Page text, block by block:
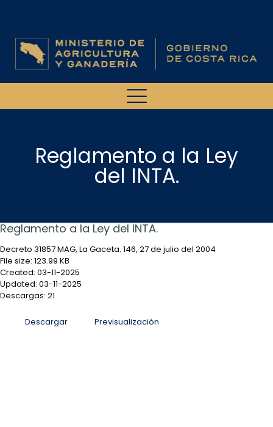
Reglamento a la Ley
del INTA.
Reglamento a la Ley del INTA.
Decreto 31857 MAG, La Gaceta. 146, 27 de julio del 2004
File size: 123.99 KB
Created: 03-11-2025
Updated: 03-11-2025
Descargas: 21
Descargar Previsualización